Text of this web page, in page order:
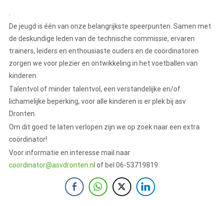
.
De jeugd is één van onze belangrijkste speerpunten. Samen met
de deskundige leden van de technische commissie, ervaren
trainers, leiders en enthousiaste ouders en de coördinatoren
zorgen we voor plezier en ontwikkeling in het voetballen van
kinderen.
Talentvol of minder talentvol, een verstandelijke en/of
lichamelijke beperking, voor alle kinderen is er plek bij asv
Dronten.
Om dit goed te laten verlopen zijn we op zoek naar een extra
coördinator!
Voor informatie en interesse mail naar
coordinator@asvdronten.n l of bel 06-53719819